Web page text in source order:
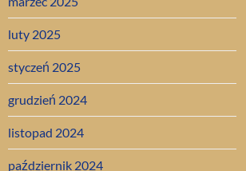
luty 2025
styczeń 2025
grudzień 2024
listopad 2024
październik 2024